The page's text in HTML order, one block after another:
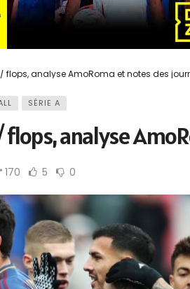
flops, analyse AmoRoma et notes des
SÉRIE A
flops, analyse
170 5 0